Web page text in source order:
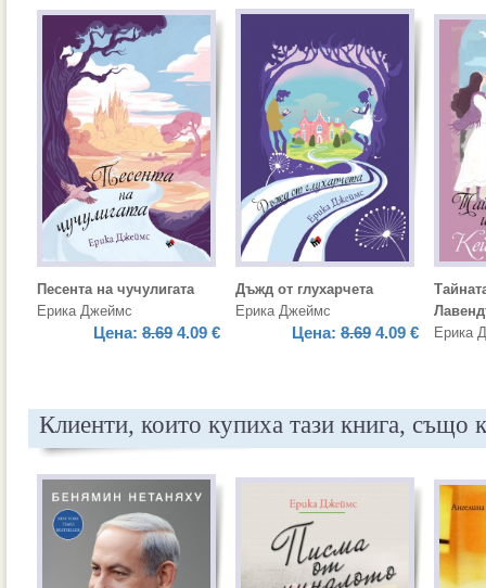
Песента на чучулигата
Ерика Джеймс
Цена: 8.69 4.09 €
Дъжд от глухарчета
Ерика Джеймс
Цена: 8.69 4.09 €
Ерика
Клиенти, които купиха тази книга, също